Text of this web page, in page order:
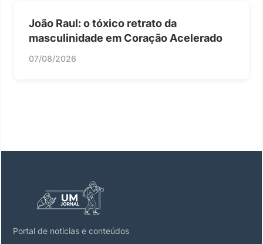
João Raul: o tóxico retrato da
masculinidade em Coração Acelerado
07/08/2026
Portal de noticias e conteúdos